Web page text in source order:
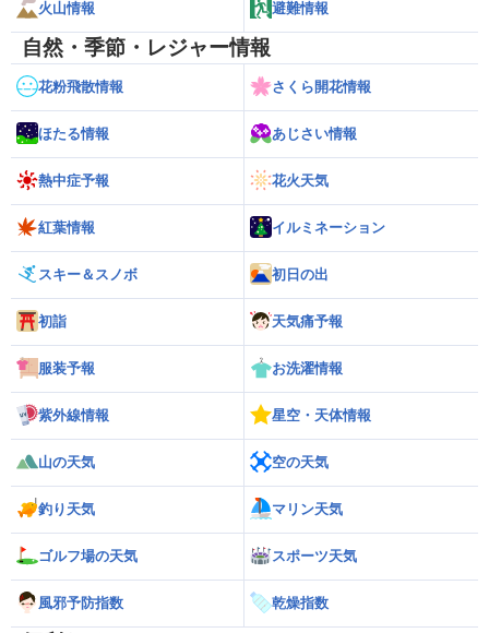
火山情報 避難情報
自然・季節・レジャー情報
花粉飛散情報 さくら開花情報
ほたる情報 あじさい情報
熱中症予報 花火天気
紅葉情報 イルミネーション
スキー＆スノボ 初日の出
初詣 天気痛予報
服装予報 お洗濯情報
紫外線情報 星空・天体情報
山の天気 空の天気
釣り天気 マリン天気
ゴルフ場の天気 スポーツ天気
風邪予防指数 乾燥指数